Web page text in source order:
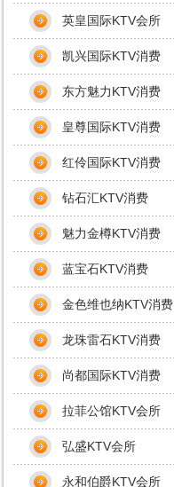
英皇国际KTV会所
凯兴国际KTV消费
东方魅力KTV消费
皇尊国际KTV消费
红伶国际KTV消费
钻石汇KTV消费
魅力金樽KTV消费
蓝宝石KTV消费
金色维也纳KTV消费
龙珠雷石KTV消费
尚都国际KTV消费
拉菲公馆KTV会所
弘盛KTV会所
永和伯爵KTV会所